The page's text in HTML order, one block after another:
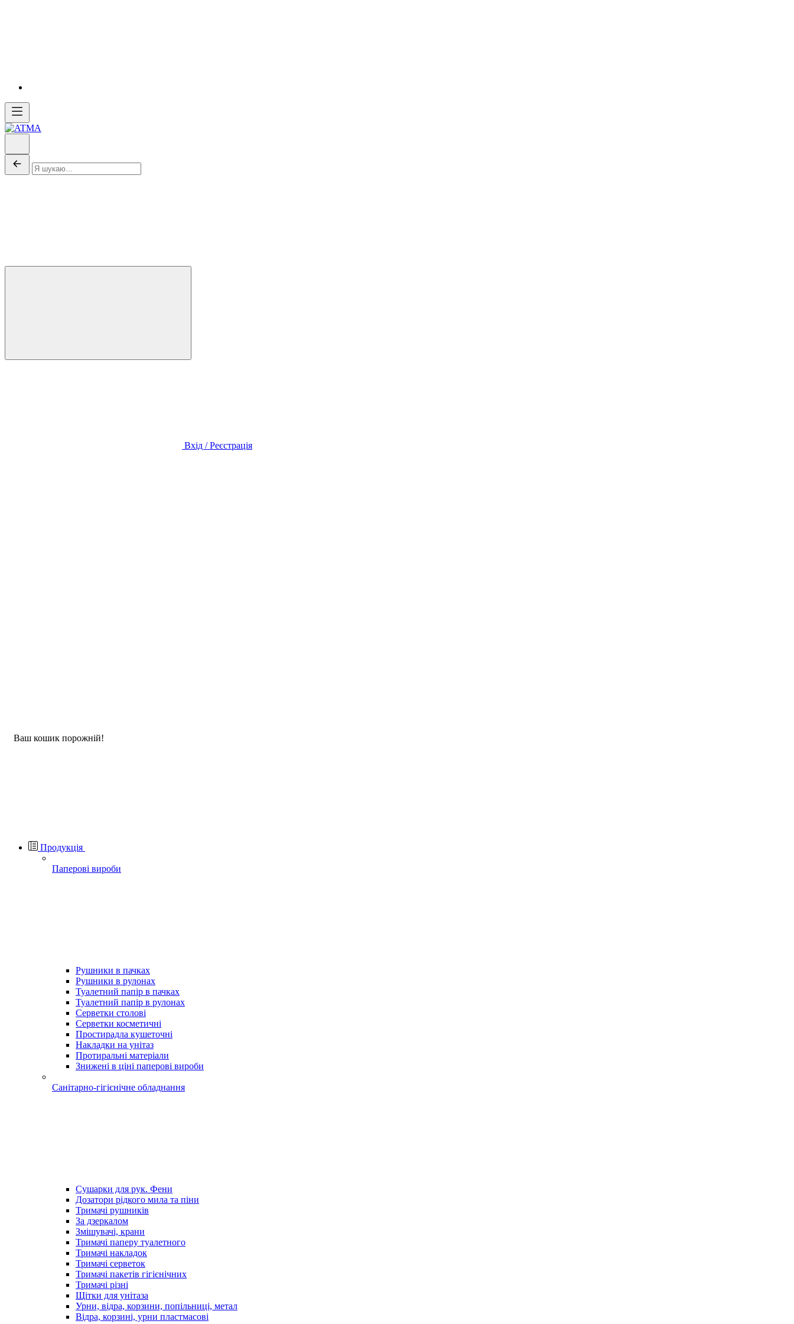
Вхід / Реєстрація
Ваш кошик порожній!
Продукція
Паперові вироби
Рушники в пачках
Рушники в рулонах
Туалетний папір в пачках
Туалетний папір в рулонах
Серветки столові
Серветки косметичні
Простирадла кушеточні
Накладки на унітаз
Протиральні матеріали
Знижені в ціні паперові вироби
Санітарно-гігієнічне обладнання
Сушарки для рук. Фени
Дозатори рідкого мила та піни
Тримачі рушників
За дзеркалом
Змішувачі, крани
Тримачі паперу туалетного
Тримачі накладок
Тримачі серветок
Тримачі пакетів гігієнічних
Тримачі різні
Щітки для унітаза
Урни, відра, корзини, попільниці, метал
Відра, корзині, урни пластмасові